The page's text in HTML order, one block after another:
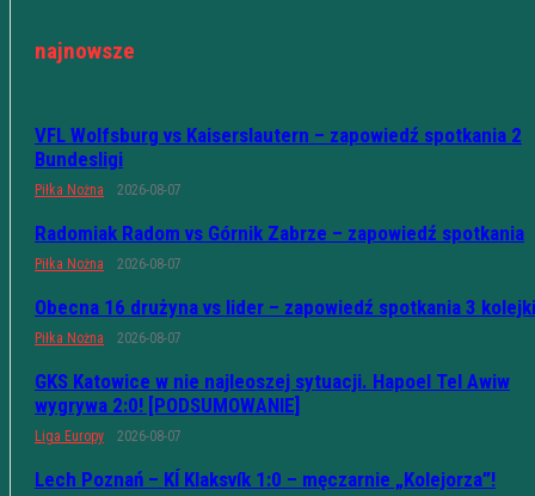
najnowsze
VFL Wolfsburg vs Kaiserslautern – zapowiedź spotkania 2
Bundesligi
Piłka Nożna 2026-08-07
Radomiak Radom vs Górnik Zabrze – zapowiedź spotkania
Piłka Nożna 2026-08-07
Obecna 16 drużyna vs lider – zapowiedź spotkania 3 kolejki
Piłka Nożna 2026-08-07
GKS Katowice w nie najleoszej sytuacji. Hapoel Tel Awiw
wygrywa 2:0! [PODSUMOWANIE]
Liga Europy 2026-08-07
Lech Poznań – KÍ Klaksvík 1:0 – męczarnie „Kolejorza”!